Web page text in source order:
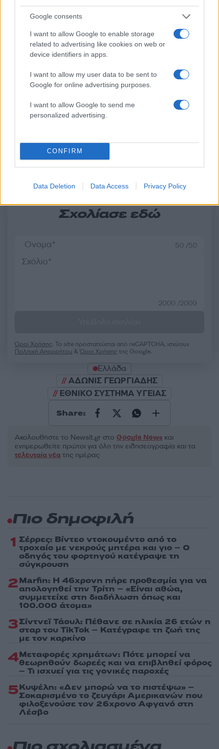
Google consents
I want to allow Google to enable storage
related to advertising like cookies on web or
device identifiers in apps.
I want to allow my user data to be sent to
Google for online advertising purposes.
I want to allow Google to send me
personalized advertising.
CONFIRM
Data Deletion Data Access Privacy Policy
Σχόλια
Σχολίασε εδώ
50 /50
2000 /2000
Όροι Χρήσης. Το site προστατεύεται από reCAPTCHA, ισχύουν
Πολιτική Απορρήτου &Όροι Χρήσης της Google.
Ελλάδα
ΑΔΩΝΙΣ ΓΕΩΡΓΙΑΔΗΣ
ΕΘΝΙΚΟ ΣΥΣΤΗΜΑ ΥΓΕΙΑΣ
Share:
Ακολουθήστε το Νewsit.gr στο Google News και
ενημερωθείτε πρώτοι για όλη την ειδησεογραφία και τα
τελευταία νέα της ημέρας
Ανησυχία από το ξέσπασμα
του ιού του Δυτικού Νείλου
με κρούσματα στην Αττική
Ιατρικό Σύλλογο Αθηνών
για την προστασία της
Σοκαριστική υπόθεση
Κρήτη: Τουρίστας
ασελγήσει σε
κορίτσι - Το παιδί
Πιο δημοφιλή
1 Σέρρες: Βίντεο ντοκουμέντο από το
τροχαίο με νεκρούς μητέρα και γιο – Ο
οδηγός του φορτηγού κατέγραψε τη
σύγκρουση
2Marfin: Η 46χρονη πήρε προθεσμία για να
απολογηθεί την Τρίτη – «Είναι αθώα,
συμμετείχε στη διαδήλωση όπως και
100.000 άτομα»
3Σίντνεϊ Τάουλ: Πέθανε σε ηλικία 26 ετών η
σταρ του TikTok – Kατέγραφε τη ζωή της
με τον καρκίνο
4Μεταφορές χρημάτων: Πότε μπορεί να
θεωρηθούν δωρεές και να επιβληθεί φόρος
– Τι ισχυεί για τις γονικές παροχές
5Κυψέλη: «Δεν μπορώ να το πιστέψω» –
Σοκαρισμένο το ζευγάρι Αμερικανών που
φιλοξενούσε τον 26χρονο Αφγανό στη
Λέσβο